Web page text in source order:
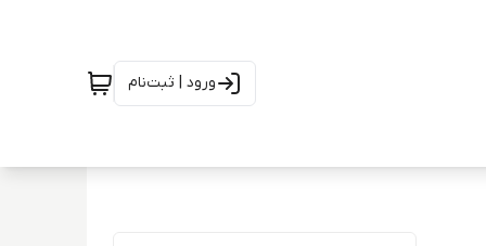
ورود | ثبت‌نام